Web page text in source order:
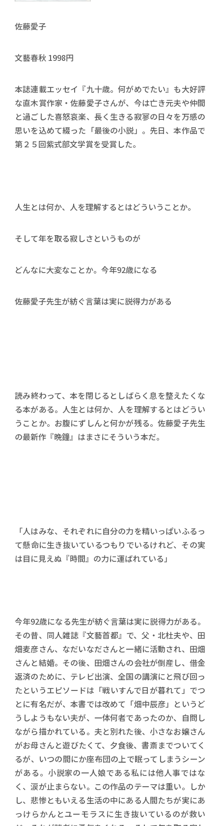
佐藤愛子
文藝春秋 1998円
本誌連載エッセイ『九十歳。何がめでたい』も大好評
な直木賞作家・佐藤愛子さんが、今は亡き元夫や仲間
と過ごした喜怒哀楽、長く生きる寂寥の日々を万感の
思いを込めて綴った「最後の小説」。先日、本作品で
第２５回紫式部文学賞を受賞した。
人生とは何か、人を理解するとはどういうことか。
そして年を取る寂しさというものが
どんなに大変なことか。今年92歳になる
佐藤愛子先生が紡ぐ言葉は実に説得力がある
読み終わって、本を閉じるとしばらく息を整えたくな
る本がある。人生とは何か、人を理解するとはどうい
うことか。お腹にずしんと何かが残る。佐藤愛子先生
の最新作『晩鐘』はまさにそういう本だ。
「人はみな、それぞれに自分の力を精いっぱいふるっ
て懸命に生き抜いているつもりでいるけれど、その実
は目に見えぬ『時間』の力に運ばれている」
今年92歳になる先生が紡ぐ言葉は実に説得力がある。
その昔、同人雑誌『文藝首都』で、父・北杜夫や、田
畑麦彦さん、なだいなださんと一緒に活動され、田畑
さんと結婚。その後、田畑さんの会社が倒産し、借金
返済のために、テレビ出演、全国の講演にと飛び回っ
たというエピソードは「戦いすんで日が暮れて」でつ
とに有名だが、本書では改めて「畑中辰彦」というど
うしようもない夫が、一体何者であったのか、自問し
ながら描かれている。夫と別れた後、小さなお嬢さん
がお母さんと遊びたくて、夕食後、書斎までついてく
るが、いつの間にか座布団の上で眠ってしまうシーン
がある。小説家の一人娘である私には他人事ではな
く、涙が止まらない。この作品のテーマは重い。しか
し、悲惨ともいえる生活の中にある人間たちが実にあ
っけらかんとユーモラスに生き抜いているのが救い